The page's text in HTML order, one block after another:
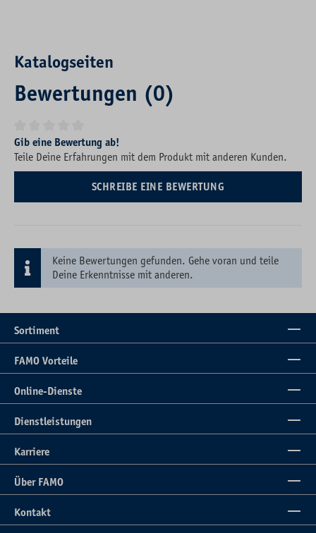
Katalogseiten
Bewertungen (0)
Durchschnittliche Bewertung von 0 von 5 Sternen
Gib eine Bewertung ab!
Teile Deine Erfahrungen mit dem Produkt mit anderen Kunden.
SCHREIBE EINE BEWERTUNG
Keine Bewertungen gefunden. Gehe voran und teile
Deine Erkenntnisse mit anderen.
Sortiment
FAMO Vorteile
Online-Dienste
Dienstleistungen
Karriere
Über FAMO
Kontakt